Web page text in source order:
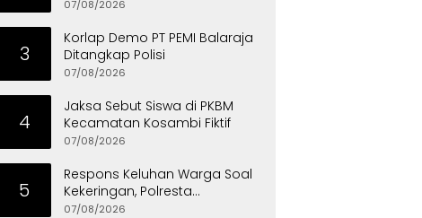
07/08/2026
3
Korlap Demo PT PEMI Balaraja
Ditangkap Polisi
07/08/2026
4
Jaksa Sebut Siswa di PKBM
Kecamatan Kosambi Fiktif
07/08/2026
5
Respons Keluhan Warga Soal
Kekeringan, Polresta
Tangerang Salurkan Bantuan
07/08/2026